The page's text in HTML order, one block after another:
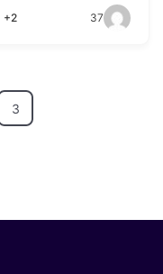
+2 37
3